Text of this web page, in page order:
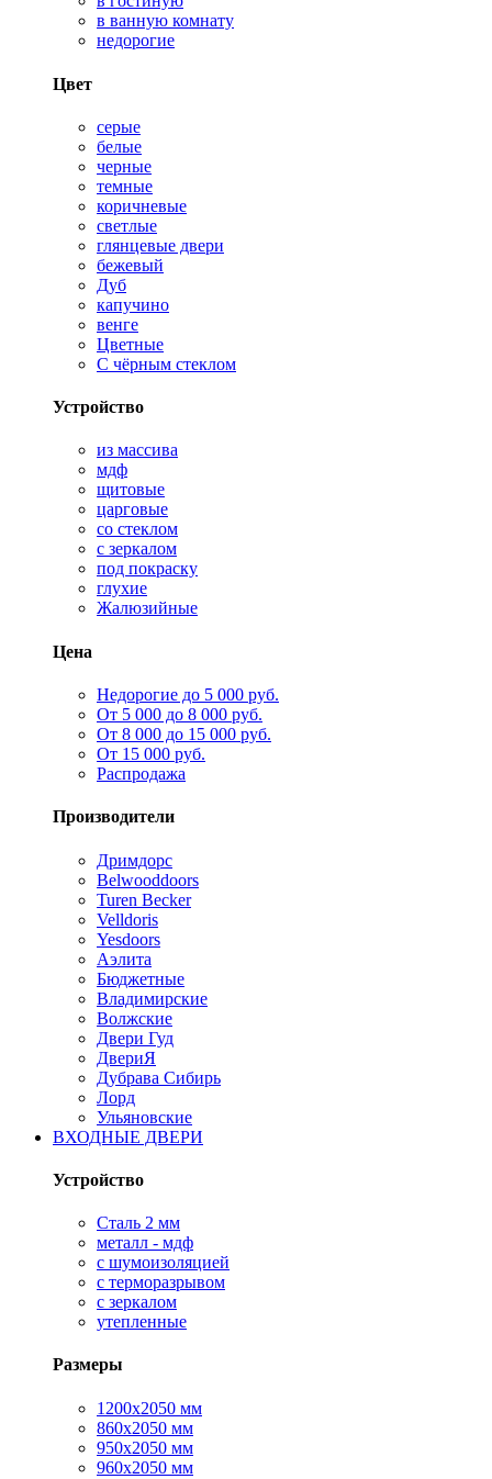
в ванную комнату
недорогие
Цвет
серые
белые
черные
темные
коричневые
светлые
глянцевые двери
бежевый
Дуб
капучино
венге
Цветные
С чёрным стеклом
Устройство
из массива
мдф
щитовые
царговые
со стеклом
с зеркалом
под покраску
глухие
Жалюзийные
Цена
Недорогие до 5 000 руб.
От 5 000 до 8 000 руб.
От 8 000 до 15 000 руб.
От 15 000 руб.
Распродажа
Производители
Дримдорс
Belwooddoors
Turen Becker
Velldoris
Yesdoors
Аэлита
Бюджетные
Владимирские
Волжские
Двери Гуд
ДвериЯ
Дубрава Сибирь
Лорд
Ульяновские
ВХОДНЫЕ ДВЕРИ
Устройство
Сталь 2 мм
металл - мдф
с шумоизоляцией
с терморазрывом
с зеркалом
утепленные
Размеры
1200х2050 мм
860х2050 мм
950х2050 мм
960х2050 мм